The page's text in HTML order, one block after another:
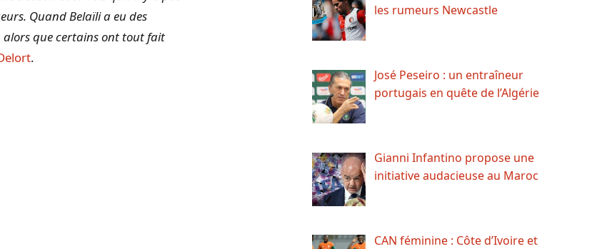
Quand Belaïli a eu des
alors que certains ont tout fait
.
les rumeurs Newcastle
José Peseiro : un entraîneur
portugais en quête de l’Algérie
Gianni Infantino propose une
initiative audacieuse au Maroc
CAN féminine : Côte d’Ivoire et